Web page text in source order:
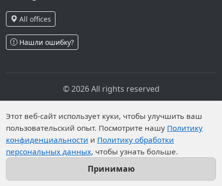
All offices
Нашли ошибку?
© 2026 All rights reserved
Privacy policy Personal data processing policy
Personal data is published on the website due to legal
grounds in accordance with Part 1 of Article 6 and
Article 10.1 of Federal Law No. 152-FZ. Subjects have
established prohibitions on the processing of published
personal data by an unrestricted group of persons.
Этот веб-сайт использует куки, чтобы улучшить ваш
пользовательский опыт. Посмотрите нашу Политику
конфиденциальности и Политику обработки
персональных данных, чтобы узнать больше.
Принимаю